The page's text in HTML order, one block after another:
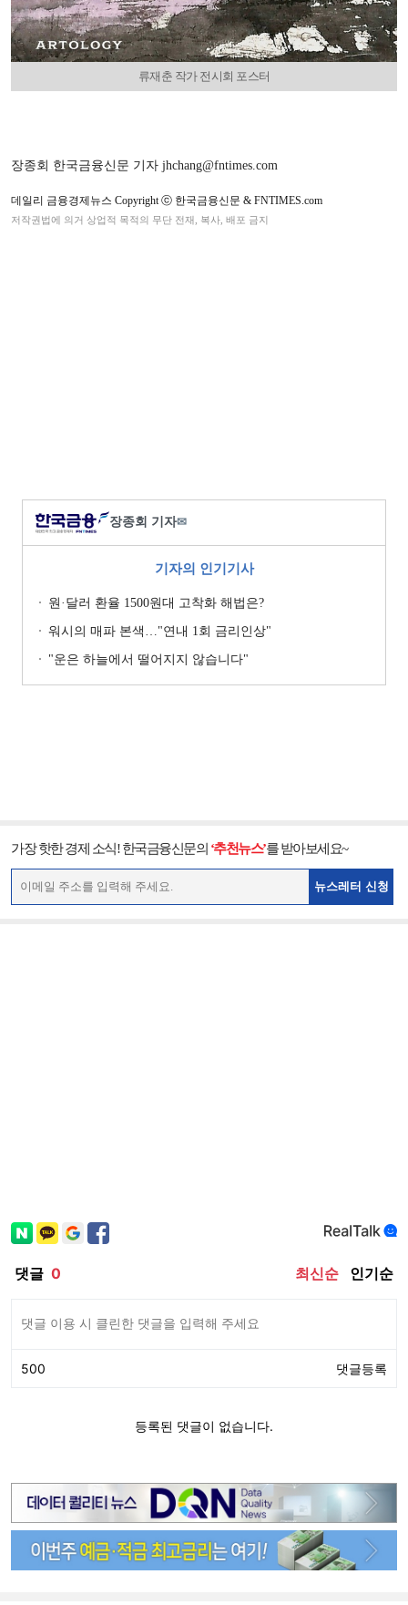
류재춘 작가 전시회 포스터
장종회 한국금융신문 기자 jhchang@fntimes.com
데일리 금융경제뉴스 Copyright ⓒ 한국금융신문 & FNTIMES.com
저작권법에 의거 상업적 목적의 무단 전재, 복사, 배포 금지
장종회 기자✉
기자의 인기기사
원·달러 환율 1500원대 고착화 해법은?
워시의 매파 본색…"연내 1회 금리인상"
"운은 하늘에서 떨어지지 않습니다"
가장 핫한 경제 소식! 한국금융신문의 ‘추천뉴스’를 받아보세요~
뉴스레터 신청